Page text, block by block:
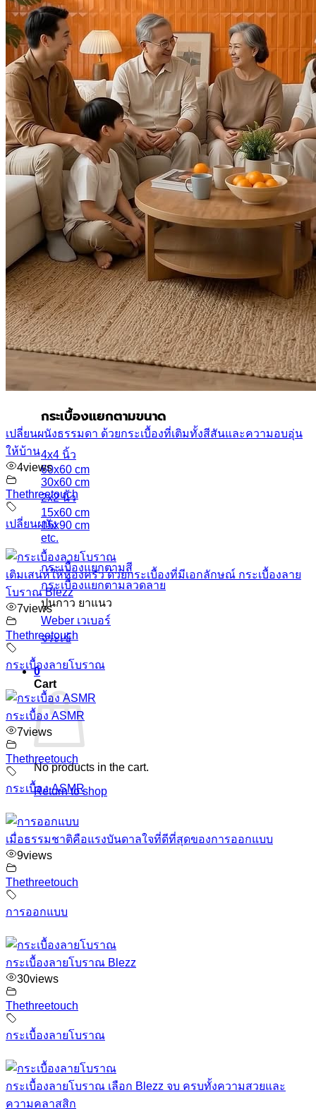
ติดต่อเรา
นโยบาย
นโยบายการขนส่ง
นโยบายความเป็นส่วนตัว
นโยบายการคืนสินค้าและคืนเงิน
test
กระเบื้อง Brand
Blezz
Kenzai
Cotto
Kera
etc.
กระเบื้องประเภทต่างๆ
กระเบื้องสระว่ายน้ำ
กระเบื้องลายโบราณ
กระเบื้องแกรนิตโต้
กระเบื้อง Porcelain
กระเบื้องโมเสค
etc.
กระเบื้องแยกตามขนาด
4x4 นิ้ว
60x60 cm
30x60 cm
2x2 นิ้ว
15x60 cm
15x90 cm
etc.
กระเบื้องแยกตามสี
กระเบื้องแยกตามลวดลาย
ปูนกาว ยาแนว
Weber เวเบอร์
จระเข้
0
Cart
No products in the cart.
Return to shop
เปลี่ยนผนังธรรมดา ด้วยกระเบื้องที่เติมทั้งสีสันและความอบอุ่น
ให้บ้าน
4views
Thethreetouch
เปลี่ยนผนัง
เติมเสน่ห์ให้ห้องครัว ด้วยกระเบื้องที่มีเอกลักษณ์ กระเบื้องลาย
โบราณ Blezz
7views
Thethreetouch
กระเบื้องลายโบราณ
กระเบื้อง ASMR
7views
Thethreetouch
กระเบื้อง ASMR
เมื่อธรรมชาติคือแรงบันดาลใจที่ดีที่สุดของการออกแบบ
9views
Thethreetouch
การออกแบบ
กระเบื้องลายโบราณ Blezz
30views
Thethreetouch
กระเบื้องลายโบราณ
กระเบื้องลายโบราณ เลือก Blezz จบ ครบทั้งความสวยและ
ความคลาสสิก